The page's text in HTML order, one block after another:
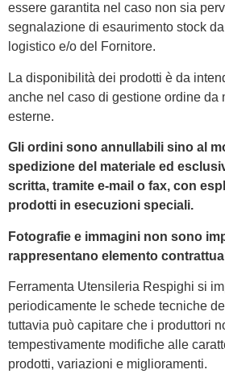
essere garantita nel caso non sia
segnalazione di esaurimento stock
logistico e/o del Fornitore.
La disponibilità dei prodotti è da
anche nel caso di gestione ordine da
esterne.
Gli ordini sono annullabili sino al
spedizione del materiale ed
scritta, tramite e-mail o fax, con
prodotti in esecuzioni speciali.
Fotografie e immagini non sono
rappresentano elemento
Ferramenta Utensileria Respighi si
periodicamente le schede tecniche
tuttavia può capitare che i produttori
tempestivamente modifiche alle
prodotti, variazioni e miglioramenti.